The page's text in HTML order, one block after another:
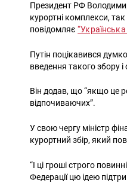
Президент РФ
курортні комплекси,
повідомляє
Путін поцікавився
введення такого збору
Він додав, що “якщо це
відпочиваючих”.
У свою чергу міністр
курортний збір, який
“І ці гроші строго
Федерації цю ідею